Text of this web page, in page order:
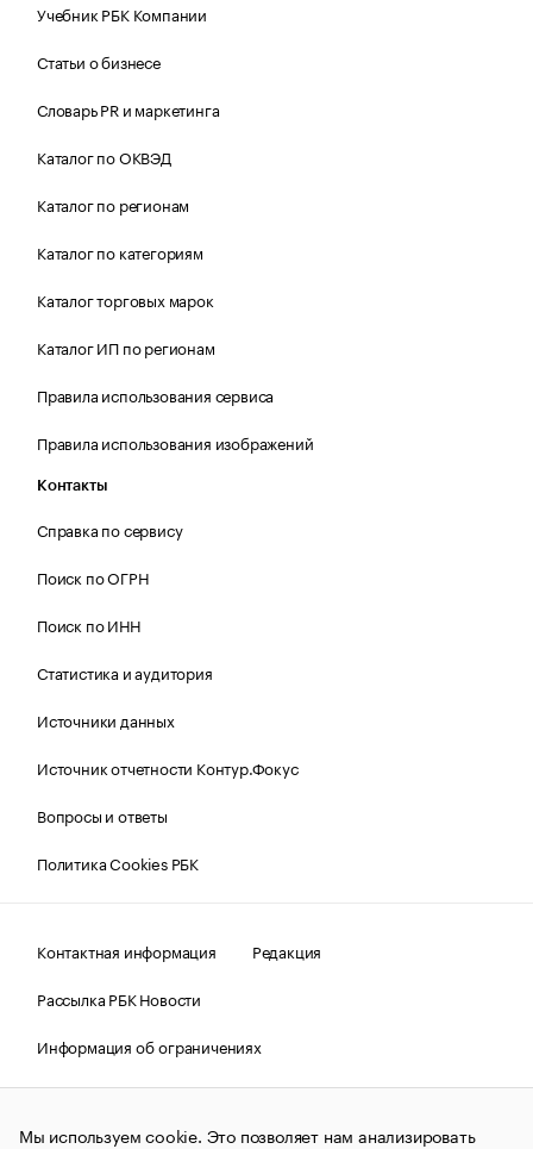
Учебник РБК Компании
Статьи о бизнесе
Словарь PR и маркетинга
Каталог по ОКВЭД
Каталог по регионам
Каталог по категориям
Каталог торговых марок
Каталог ИП по регионам
Правила использования сервиса
Правила использования изображений
Контакты
Справка по сервису
Поиск по ОГРН
Поиск по ИНН
Статистика и аудитория
Источники данных
Источник отчетности Контур.Фокус
Вопросы и ответы
Политика Cookies РБК
Контактная информация
Редакция
Рассылка РБК Новости
Информация об ограничениях
Правовая информация
О соблюдении авторских прав
© АО «РОСБИЗНЕСКОНСАЛТИНГ»,1995–2026.Сообщения
Мы используем cookie. Это позволяет нам анализировать